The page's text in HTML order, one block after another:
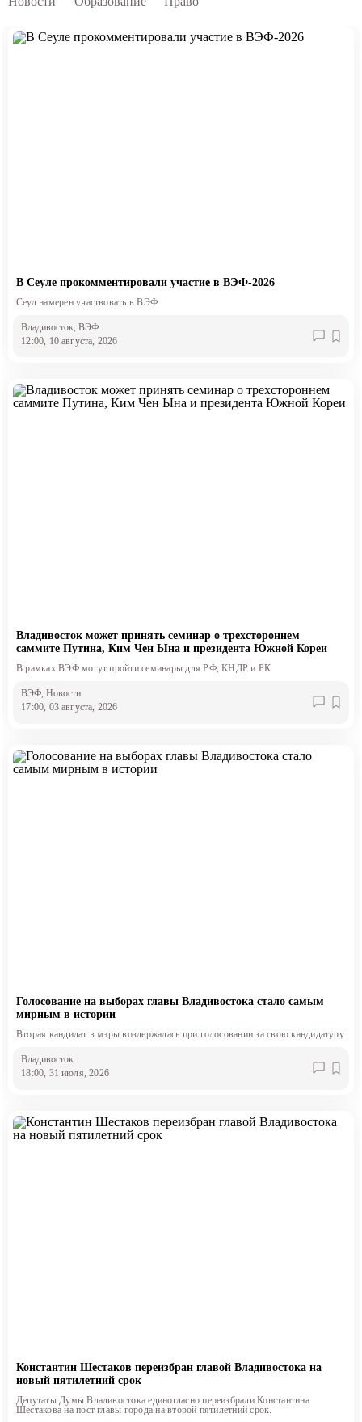
В Сеуле прокомментировали участие в ВЭФ-2026
Сеул намерен участвовать в ВЭФ
Владивосток, ВЭФ
12:00, 10 августа, 2026
Владивосток может принять семинар о трехстороннем
саммите Путина, Ким Чен Ына и президента Южной Кореи
В рамках ВЭФ могут пройти семинары для РФ, КНДР и РК
ВЭФ, Новости
17:00, 03 августа, 2026
Голосование на выборах главы Владивостока стало самым
мирным в истории
Вторая кандидат в мэры воздержалась при голосовании за свою кандидатуру
Владивосток
18:00, 31 июля, 2026
Константин Шестаков переизбран главой Владивостока на
новый пятилетний срок
Депутаты Думы Владивостока единогласно переизбрали Константина
Шестакова на пост главы города на второй пятилетний срок.